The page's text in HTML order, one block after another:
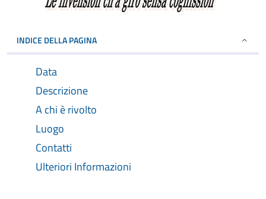
INDICE DELLA PAGINA
Data
Descrizione
A chi è rivolto
Luogo
Contatti
Ulteriori Informazioni